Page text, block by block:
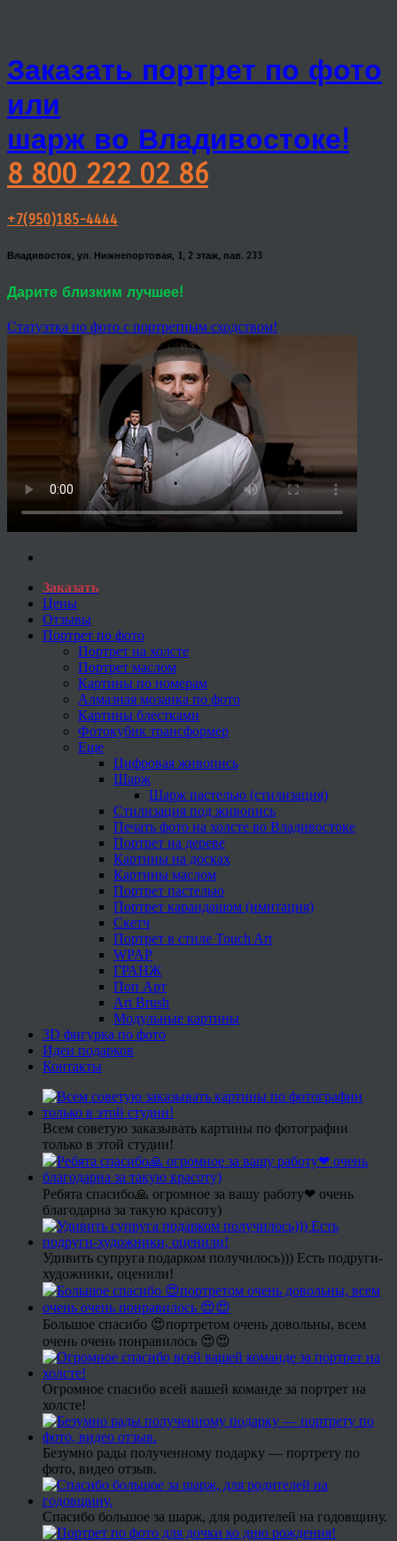
Заказать портрет по фото
или
шарж во Владивостоке!
8 800 222 02 86
+7(950)185-4444
Владивосток, ул. Нижнепортовая, 1, 2 этаж, пав. 233
Дарите близким лучшее!
Статуэтка по фото с портретным сходством!
Заказать
Цены
Отзывы
Портрет по фото
Портрет на холсте
Портрет маслом
Картины по номерам
Алмазная мозаика по фото
Картины блестками
Фотокубик трансформер
Еще
Цифровая живопись
Шарж
Шарж пастелью (стилизация)
Стилизация под живопись
Печать фото на холсте во Владивостоке
Портрет на дереве
Картины на досках
Картины маслом
Портрет пастелью
Портрет карандашом (имитация)
Скетч
Портрет в стиле Touch Art
WPAP
ГРАНЖ
Поп Арт
Art Brush
Модульные картины
3D фигурка по фото
Идеи подарков
Контакты
Всем советую заказывать картины по фотографии
только в этой студии!
Ребята спасибо🙏 огромное за вашу работу❤ очень
благодарна за такую красоту)
Удивить супруга подарком получилось))) Есть подруги-
художники, оценили!
Большое спасибо 😍портретом очень довольны, всем
очень очень понравилось 😍😍
Огромное спасибо всей вашей команде за портрет на
холсте!
Безумно рады полученному подарку — портрету по
фото, видео отзыв.
Спасибо большое за шарж, для родителей на годовщину.